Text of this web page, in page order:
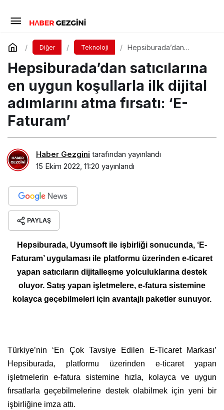
Diğer Teknoloji
Hepsiburada’dan
koşullarla ilk dijital
adımlarını atma fırsatı: ‘E-
Faturam’
Hepsiburada’dan satıcılarına
en uygun koşullarla ilk dijital
adımlarını atma fırsatı: ‘E-
Faturam’
Haber Gezgini tarafından yayınlandı
15 Ekim 2022, 11:20 yayınlandı
PAYLAŞ
Hepsiburada, Uyumsoft ile işbirliği sonucunda, ‘E-
Faturam’ uygulaması ile platformu üzerinden e-ticaret
yapan satıcıların dijitalleşme yolculuklarına destek
oluyor. Satış yapan işletmelere, e-fatura sistemine
kolayca geçebilmeleri için avantajlı paketler sunuyor.
Türkiye’nin ‘En Çok Tavsiye Edilen E-Ticaret Markası’
Hepsiburada, platformu üzerinden e-ticaret yapan
işletmelerin e-fatura sistemine hızla, kolayca ve uygun
fırsatlarla geçebilmelerine destek olabilmek için yeni bir
işbirliğine imza attı.